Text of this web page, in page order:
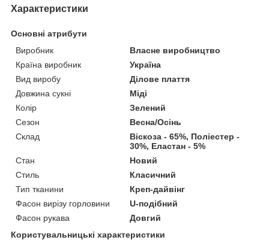
Характеристики
Основні атрибути
Виробник
Власне виробництво
Країна виробник
Україна
Вид виробу
Ділове плаття
Довжина сукні
Міді
Колір
Зелений
Сезон
Весна/Осінь
Склад
Віскоза - 65%, Поліестер -
30%, Еластан - 5%
Стан
Новий
Стиль
Класичний
Тип тканини
Креп-дайвінг
Фасон вирізу горловини
U-подібний
Фасон рукава
Довгий
Користувальницькі характеристики